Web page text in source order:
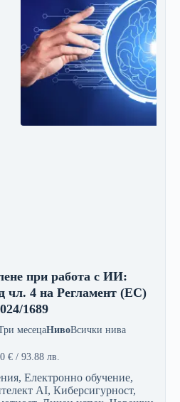
при работа с ИИ:
чл. 4 на Регламент (ЕС)
1689
месецаНивоВсички нива
€/ 93.88 лв.
, Електронно обучение,
AI, Киберсигурност,